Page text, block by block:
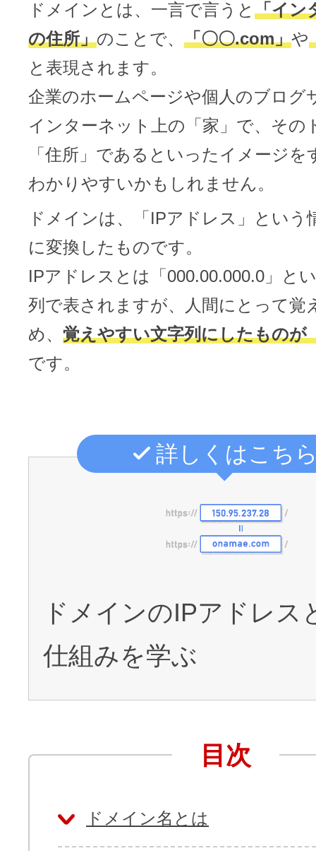
VPS
Linuxの運用に最適な仮想化環境を用
VPS
※ 弊社が独自で調査したホスティングシェ
ています
メール転送/URL転送
お名前.com 転送Plus
ドメインのセキュリティ診断を
メールアドレスを作成
お名前メール
SSL証明書
ブランド保護対策をかんたんに
その他
Microsoft 365
メール・電話・チャットはこ
販売パートナー制度
ドメイン販売パートナー
API連携や後払いが可能なプログラム
販売パートナー制度
Domain ResellerProgram
Contact us
アフィリエイト（成果報酬型
ドメインとは、一言で言うと 「イン
の住所」のことで、 「〇〇.com」や
と表現されます。
企業のホームページや個人のブログ
インターネット上の「家」で、その
「住所」であるといったイメージを
わかりやすいかもしれません。
ドメインは、「IPアドレス」という
に変換したものです。
IPアドレスとは「000.00.000.0」と
列で表されますが、人間にとって覚
め、 覚えやすい文字列にしたものが
です。
詳しくはこち
ドメインのIPアドレス
仕組みを学ぶ
目次
ドメイン名とは